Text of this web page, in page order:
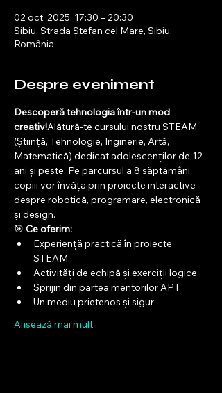
02 oct. 2025, 17:30 – 20:30
Sibiu, Strada Ștefan cel Mare, Sibiu,
România
Despre eveniment
Descoperă tehnologia într-un mod
creativ!Alătură-te cursului nostru STEAM
(Știință, Tehnologie, Inginerie, Artă,
Matematică) dedicat adolescenților de 12
ani și peste. Pe parcursul a 8 săptămâni,
copiii vor învăța prin proiecte interactive
despre robotică, programare, electronică
și design.
🎯 Ce oferim:
Experiență practică în proiecte
STEAM
Activități de echipă și exerciții logice
Sprijin din partea mentorilor APT
Un mediu prietenos și sigur
Afișează mai mult